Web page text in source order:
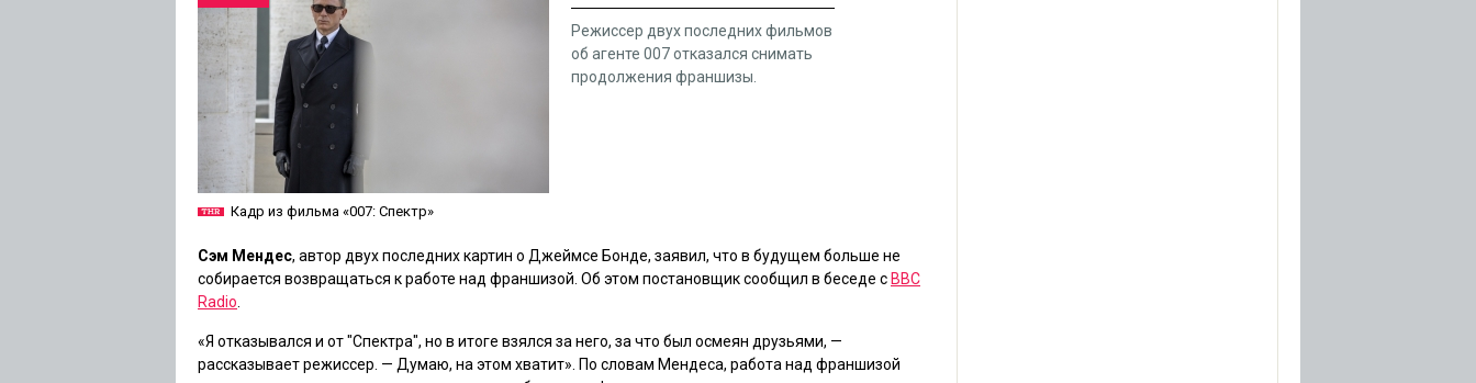
Кадр из фильма «007: Спектр»
Режиссер двух последних фильмов
об агенте 007 отказался снимать
продолжения франшизы.
Сэм Мендес, автор двух последних картин о Джеймcе Бонде, заявил, что в будущем больше не
собирается возвращаться к работе над франшизой. Об этом постановщик сообщил в беседе с BBC
Radio
«Я отказывался и от"Спектра", но в итоге взялся за него, за что был осмеян друзьями, —
рассказывает режиссер. — Думаю, на этом хватит». По словам Мендеса, работа над франшизой